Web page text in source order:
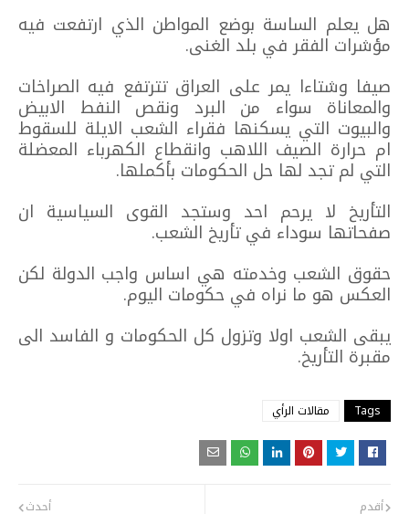
هل يعلم الساسة بوضع المواطن الذي ارتفعت فيه
مؤشرات الفقر في بلد الغنى.
صيفا وشتاءا يمر على العراق تترتفع فيه الصراخات
والمعاناة سواء من البرد ونقص النفط الابيض
والبيوت التي يسكنها فقراء الشعب الايلة للسقوط
ام حرارة الصيف اللاهب وانقطاع الكهرباء المعضلة
التي لم تجد لها حل الحكومات بأكملها.
التأريخ لا يرحم احد وستجد القوى السياسية ان
صفحاتها سوداء في تأريخ الشعب.
حقوق الشعب وخدمته هي اساس واجب الدولة لكن
العكس هو ما نراه في حكومات اليوم.
يبقى الشعب اولا وتزول كل الحكومات و الفاسد الى
مقبرة التأريخ.
Tags مقالات الرأي
أحدث أقدم